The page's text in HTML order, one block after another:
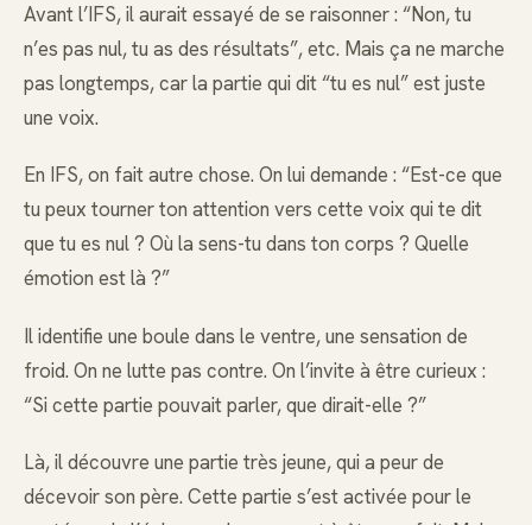
Avant l’IFS, il aurait essayé de se raisonner : “Non, tu
n’es pas nul, tu as des résultats”, etc. Mais ça ne marche
pas longtemps, car la partie qui dit “tu es nul” est juste
une voix.
En IFS, on fait autre chose. On lui demande : “Est-ce que
tu peux tourner ton attention vers cette voix qui te dit
que tu es nul ? Où la sens-tu dans ton corps ? Quelle
émotion est là ?”
Il identifie une boule dans le ventre, une sensation de
froid. On ne lutte pas contre. On l’invite à être curieux :
“Si cette partie pouvait parler, que dirait-elle ?”
Là, il découvre une partie très jeune, qui a peur de
décevoir son père. Cette partie s’est activée pour le